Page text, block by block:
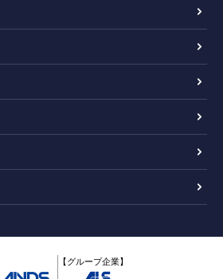
【グループ企業】